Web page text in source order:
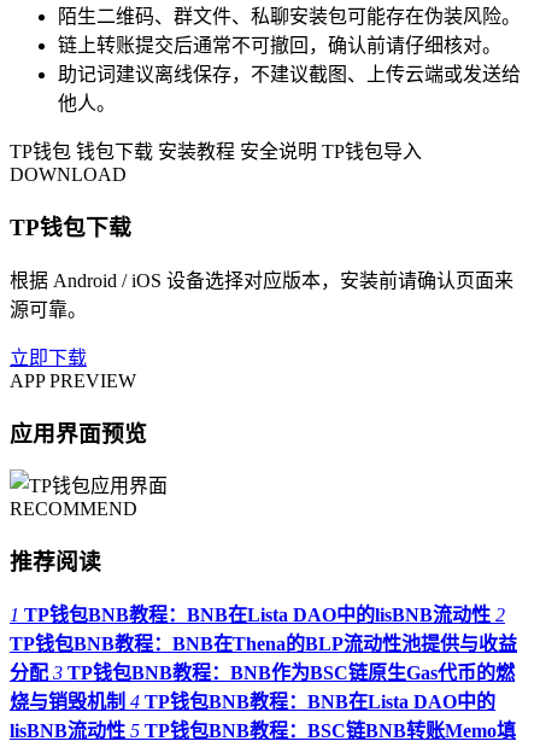
陌生二维码、群文件、私聊安装包可能存在伪装风险。
链上转账提交后通常不可撤回，确认前请仔细核对。
助记词建议离线保存，不建议截图、上传云端或发送给
他人。
TP钱包 钱包下载 安装教程 安全说明 TP钱包导入
DOWNLOAD
TP钱包下载
根据 Android / iOS 设备选择对应版本，安装前请确认页面来
源可靠。
立即下载
APP PREVIEW
应用界面预览
RECOMMEND
推荐阅读
1 TP钱包BNB教程：BNB在Lista DAO中的lisBNB流动性 2
TP钱包BNB教程：BNB在Thena的BLP流动性池提供与收益
分配 3 TP钱包BNB教程：BNB作为BSC链原生Gas代币的燃
烧与销毁机制 4 TP钱包BNB教程：BNB在Lista DAO中的
lisBNB流动性 5 TP钱包BNB教程：BSC链BNB转账Memo填